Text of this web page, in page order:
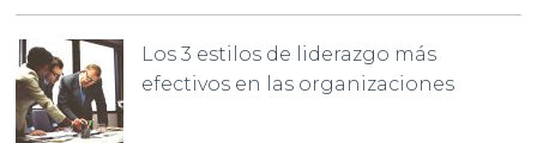
Los 3 estilos de liderazgo más
efectivos en las organizaciones